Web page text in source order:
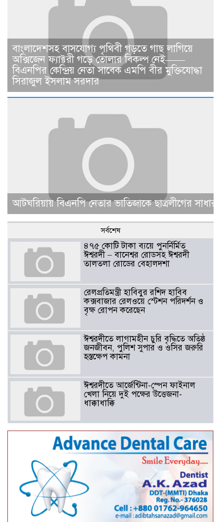
বাংলাদেশসহ বাসযোগ্য পৃথিবী গড়তে গাছ লাগিয়ে
অক্সিজেন ফ্যাক্টরী গড়ে তোলার বিকল্প নেই——
বিএনপির কেন্দ্রিয় নেতা সাবেক এমপি বীর মুক্তিযোদ্ধা
সিরাজুল ইসলাম সরদার
আটঘরিয়ায় বিএনপি নেতার ভাতিজাকে ছাত্রলীগের
সর্বশেষ
৪৭৫ কোটি টাকা ব্যয়ে পুনর্নির্মিত
ঈশ্বরদী – বানেশ্বর রোডসহ ঈশ্বরদী
তালতলা রোডের বেহালদশা
রেলপ্রতিমন্ত্রী হাবিবুর রশিদ হাবিব
কক্সবাজার রেলওয়ে স্টেশন পরিদর্শন ও
বৃক্ষ রোপন করেছেন
ঈশ্বরদীতে লাগামহীন চুরি বৃদ্ধিতে অতিষ্ঠ
জনজীবন, পুলিশ সুপার ও ওসির জরুরি
হস্তক্ষেপ কামনা ​
ঈশ্বরদীতে আর্জেন্টিনা-স্পেন ফাইনাল
খেলা নিয়ে দুই পক্ষের উত্তেজনা-
ধাক্কাধাক্কি
বাংলাদেশসহ বাসযোগ্য পৃথিবী গড়তে
গাছ লাগিয়ে অক্সিজেন ফ্যাক্টরী গড়ে
তোলার বিকল্প নেই——বিএনপির
কেন্দ্রিয় নেতা সাবেক এমপি বীর
মুক্তিযোদ্ধা সিরাজুল ইসলাম সরদার